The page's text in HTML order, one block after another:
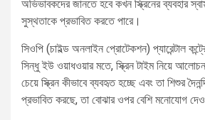
অভিভাবকদের জানতে হবে কখন স্ক্রিনের ব্যবহার
সুস্থতাকে প্রভাবিত করতে পারে।
সিওপি (চাইল্ড অনলাইন প্রোটেকশন) প্যারেন্টাল
সিন্ধু ইউ ওয়াধওয়ার মতে, স্ক্রিন টাইম নিয়ে
চেয়ে স্ক্রিন কীভাবে ব্যবহৃত হচ্ছে এবং তা শিশুর
প্রভাবিত করছে, তা বোঝার ওপর বেশি মনোযোগ